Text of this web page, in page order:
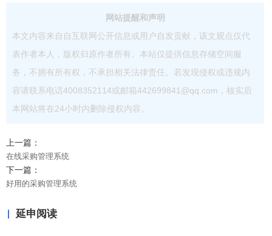
网站提醒和声明
本文内容来自自互联网公开信息或用户自发贡献，该文观点仅代
表作者本人，版权归原作者所有。本站仅提供信息存储空间服
务，不拥有所有权，不承担相关法律责任。若发现侵权或违规内
容请联系电话4008352114或邮箱442699841@qq.com，核实后
本网站将在24小时内删除侵权内容。
上一篇：
在线采购管理系统
下一篇：
好用的采购管理系统
延申阅读